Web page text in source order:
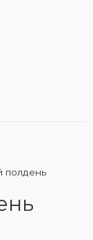
полдень